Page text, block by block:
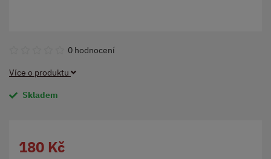
0 hodnocení
Více o produktu
Skladem
180 Kč